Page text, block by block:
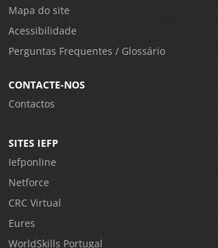
Mapa do site
Acessibilidade
Perguntas Frequentes / Glossário
CONTACTE-NOS
Contactos
SITES IEFP
Iefponline
Netforce
CRC Virtual
Eures
WorldSkills Portugal